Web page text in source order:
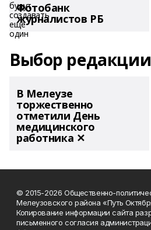
Фотобанк
журналистов РБ
Выбор редакции
В Мелеузе
торжественно
отметили День
медицинского
работника ✕
© 2015-2026 Общественно-
Мелеузовского района «Путь
Копирование информации сайта
письменного согласия